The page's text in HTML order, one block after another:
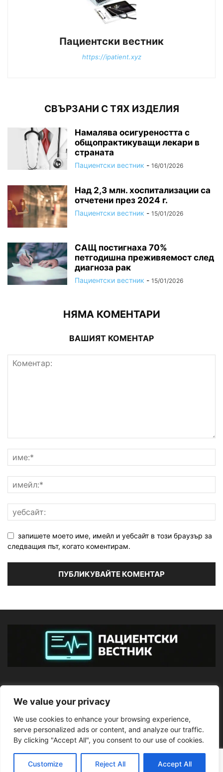
We value your privacy
We use cookies to enhance your browsing experience,
serve personalized ads or content, and analyze our traffic.
By clicking "Accept All", you consent to our use of cookies.
Customize Reject All Accept All
Пациентски вестник
https://ipatient.xyz
СВЪРЗАНИ С ТЯХ ИЗДЕЛИЯ
Намалява осигуреността с
общопрактикуващи лекари в
страната
Пациентски вестник - 16/01/2026
Над 2,3 млн. хоспитализации са
отчетени през 2024 г.
Пациентски вестник - 15/01/2026
САЩ постигнаха 70%
петгодишна преживяемост след
диагноза рак
Пациентски вестник - 15/01/2026
НЯМА КОМЕНТАРИ
ВАШИЯТ КОМЕНТАР
запишете моето име, имейл и уебсайт в този браузър за
следващия път, когато коментирам.
ПОСЛЕДВАЙТЕ НИ